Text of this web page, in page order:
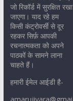
जो रिकॉर्ड में सुरक्षित रखा
जाएगा। याद रहे हम
किसी कंट्रोवर्सी से दूर
रहकर सिर्फ़ आपकी
रचनात्मकता को अपने
पाठकों के सामने लाना
चाहते हैं।
हमारी ईमेल आईडी है-
amarujiyara@gmai